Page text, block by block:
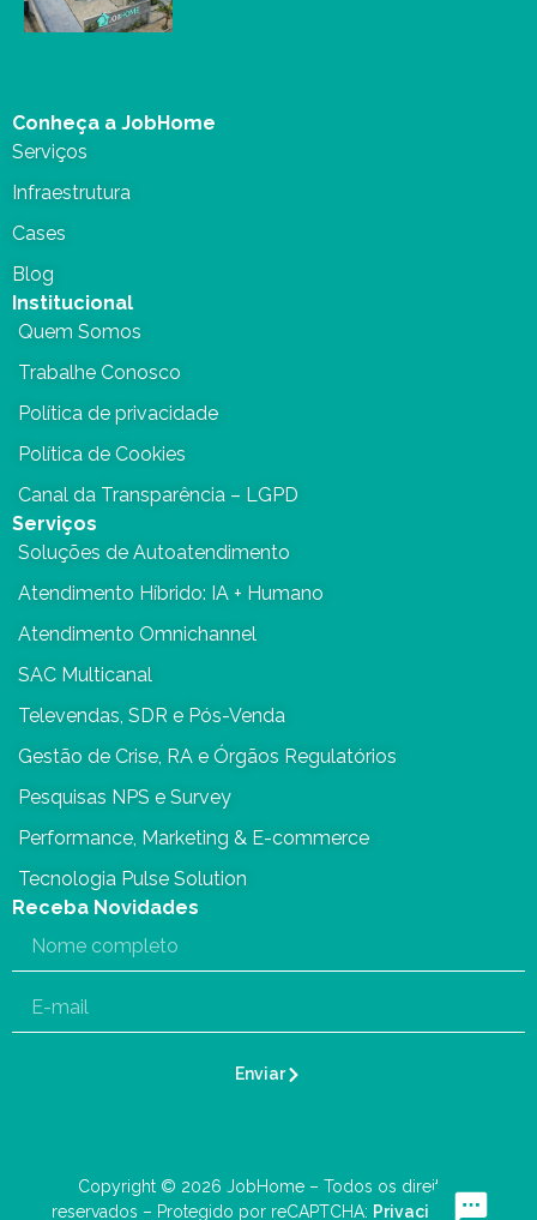
Conheça a JobHome
Serviços
Infraestrutura
Cases
Blog
Institucional
Quem Somos
Trabalhe Conosco
Política de privacidade
Política de Cookies
Canal da Transparência – LGPD
Serviços
Soluções de Autoatendimento
Atendimento Híbrido: IA + Humano
Atendimento Omnichannel
SAC Multicanal
Televendas, SDR e Pós-Venda
Gestão de Crise, RA e Órgãos Regulatórios
Pesquisas NPS e Survey
Performance, Marketing & E-commerce
Tecnologia Pulse Solution
Receba Novidades
Enviar
Copyright © 2026 JobHome – Todos os direitos
reservados – Protegido por reCAPTCHA: Privacidade–